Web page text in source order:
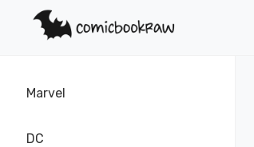
Marvel
DC